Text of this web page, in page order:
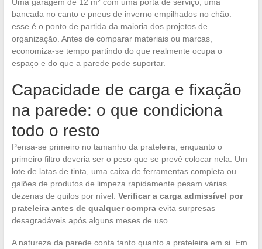
bancada no canto e pneus de inverno empilhados no chão:
esse é o ponto de partida da maioria dos projetos de
organização. Antes de comparar materiais ou marcas,
economiza-se tempo partindo do que realmente ocupa o
espaço e do que a parede pode suportar.
Capacidade de carga e fixação
na parede: o que condiciona
todo o resto
Pensa-se primeiro no tamanho da prateleira, enquanto o
primeiro filtro deveria ser o peso que se prevê colocar nela. Um
lote de latas de tinta, uma caixa de ferramentas completa ou
galões de produtos de limpeza rapidamente pesam várias
dezenas de quilos por nível. Verificar a carga admissível por
prateleira antes de qualquer compraevita surpresas
desagradáveis após alguns meses de uso.
A natureza da parede conta tanto quanto a prateleira em si. Em